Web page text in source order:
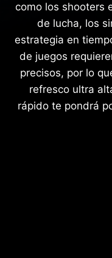
como los shooters
de lucha, los
estrategia en
de juegos
precisos, por lo
refresco ultra
rápido te pondrá